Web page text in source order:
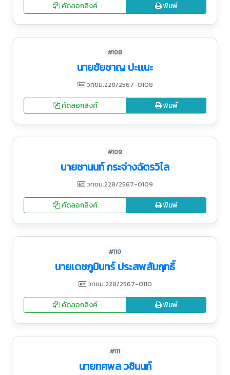
คัดลอกลิงค์ พิมพ์
#108
นายชัยชาญ ปะเเนะ
วทชม.228/2567-0108
คัดลอกลิงค์ พิมพ์
#109
นายชานนท์ กระจ่างฉัตรวิไล
วทชม.228/2567-0109
คัดลอกลิงค์ พิมพ์
#110
นายเดชภูมินทร์ ประสพสัมฤทธิ์
วทชม.228/2567-0110
คัดลอกลิงค์ พิมพ์
#111
นายทศพล วชินนท์